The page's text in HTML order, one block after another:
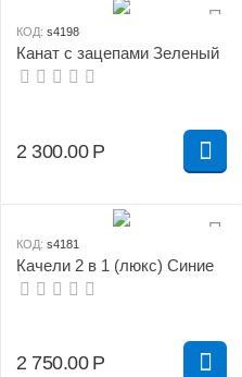
КОД: s4198
Канат с зацепами Зеленый
2 300.00 Р
КОД: s4181
Качели 2 в 1 (люкс) Синие
2 750.00 Р